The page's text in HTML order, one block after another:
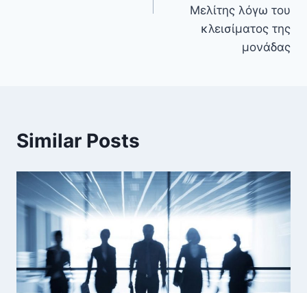
Μελίτης λόγω του
κλεισίματος της
μονάδας
Similar Posts